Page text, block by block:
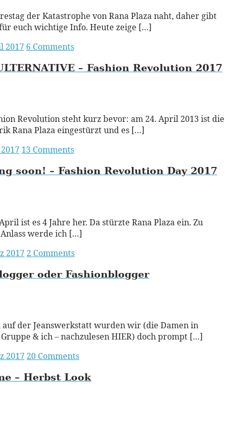
der Katastrophe von Rana Plaza naht, daher gibt
euch wichtige Info. Heute zeige […]
2017 6 Comments
– Fashion Revolution 2017
Revolution steht kurz bevor: am 24. April 2013 ist die
Rana Plaza eingestürzt und es […]
13 Comments
soon! – Fashion Revolution Day 2017
ist es 4 Jahre her. Da stürzte Rana Plaza ein. Zu
werde ich […]
2017 2 Comments
oder Fashionblogger
auf der Jeanswerkstatt wurden wir (die Damen in
& ich – nachzulesen HIER) doch prompt […]
2017 20 Comments
– Herbst Look